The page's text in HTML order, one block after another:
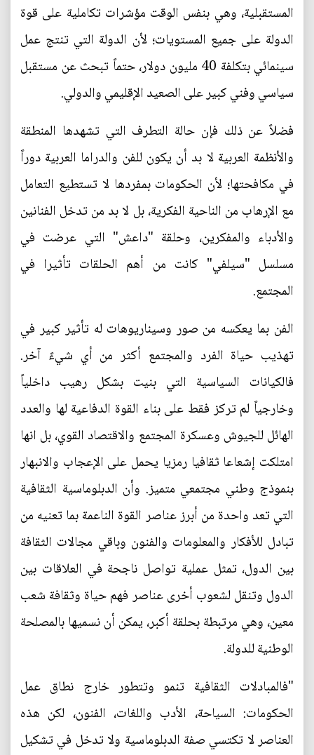
المستقبلية، وهي بنفس الوقت مؤشرات تكاملية على قوة
الدولة على جميع المستويات؛ لأن الدولة التي تنتج عمل
سينمائي بتكلفة 40 مليون دولار، حتماً تبحث عن مستقبل
سياسي وفني كبير على الصعيد الإقليمي والدولي.
فضلاً عن ذلك فإن حالة التطرف التي تشهدها المنطقة
والأنظمة العربية لا بد أن يكون للفن والدراما العربية دوراً
في مكافحتها؛ لأن الحكومات بمفردها لا تستطيع التعامل
مع الإرهاب من الناحية الفكرية، بل لا بد من تدخل الفنانين
والأدباء والمفكرين، وحلقة "داعش" التي عرضت في
مسلسل "سيلفي" كانت من أهم الحلقات تأثيرا في
المجتمع.
الفن بما يعكسه من صور وسيناريوهات له تأثير كبير في
تهذيب حياة الفرد والمجتمع أكثر من أي شيءً آخر.
فالكيانات السياسية التي بنيت بشكل رهيب داخلياً
وخارجياً لم تركز فقط على بناء القوة الدفاعية لها والعدد
الهائل للجيوش وعسكرة المجتمع والاقتصاد القوي، بل انها
امتلكت إشعاعا ثقافيا رمزيا يحمل على الإعجاب والانبهار
بنموذج وطني مجتمعي متميز. وأن الدبلوماسية الثقافية
التي تعد واحدة من أبرز عناصر القوة الناعمة بما تعنيه من
تبادل للأفكار والمعلومات والفنون وباقي مجالات الثقافة
بين الدول، تمثل عملية تواصل ناجحة في العلاقات بين
الدول وتنقل لشعوب أخرى عناصر فهم حياة وثقافة شعب
معين، وهي مرتبطة بحلقة أكبر، يمكن أن نسميها بالمصلحة
الوطنية للدولة.
"فالمبادلات الثقافية تنمو وتتطور خارج نطاق عمل
الحكومات: السياحة، الأدب واللغات، الفنون، لكن هذه
العناصر لا تكتسي صفة الدبلوماسية ولا تدخل في تشكيل